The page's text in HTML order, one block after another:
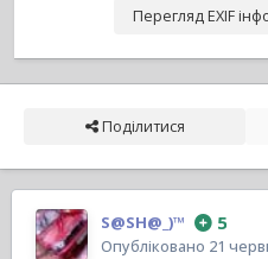
Перегляд EXIF
Поділитися
S@SH@_)™ 5
Опубліковано 21